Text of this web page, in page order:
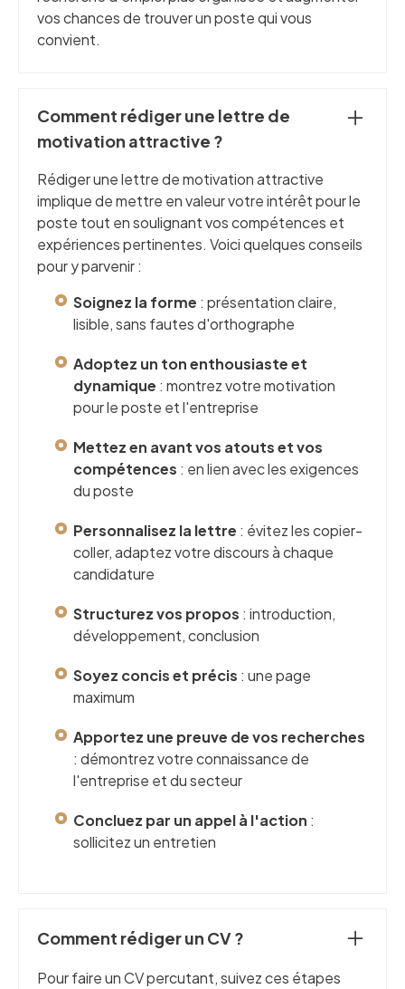
vos chances de trouver un poste qui vous
convient.
Comment rédiger une lettre de
motivation attractive ?
Rédiger une lettre de motivation attractive
implique de mettre en valeur votre intérêt pour le
poste tout en soulignant vos compétences et
expériences pertinentes. Voici quelques conseils
pour y parvenir :
Soignez la forme : présentation claire,
lisible, sans fautes d'orthographe
Adoptez un ton enthousiaste et
dynamique : montrez votre motivation
pour le poste et l'entreprise
Mettez en avant vos atouts et vos
compétences : en lien avec les exigences
du poste
Personnalisez la lettre : évitez les copier-
coller, adaptez votre discours à chaque
candidature
Structurez vos propos : introduction,
développement, conclusion
Soyez concis et précis : une page
maximum
Apportez une preuve de vos recherches
: démontrez votre connaissance de
l'entreprise et du secteur
Concluez par un appel à l'action :
sollicitez un entretien
Comment rédiger un CV ?
Pour faire un CV percutant, suivez ces étapes